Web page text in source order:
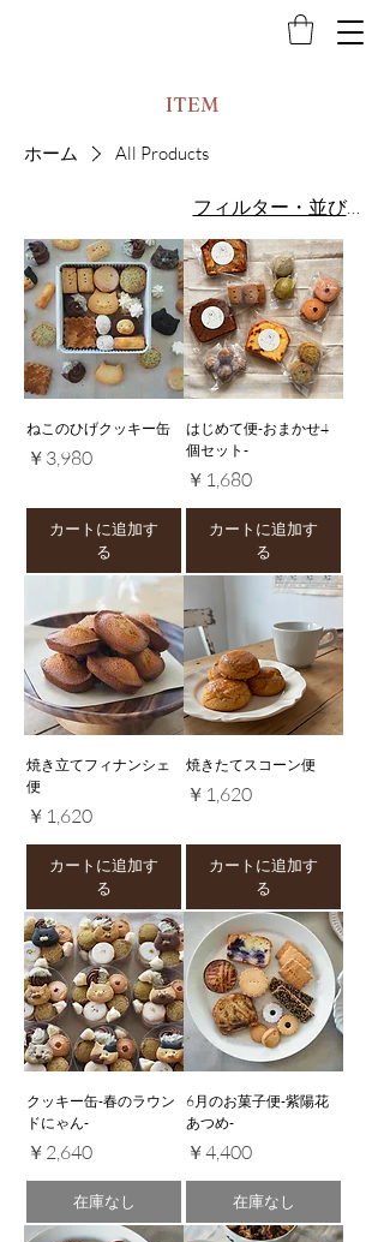
ITEM
ホーム All Products
フィルター・並び替え
ねこのひげクッキー缶
価格
￥3,980
カートに追加す
る
はじめて便-おまかせ4
個セット-
価格
￥1,680
カートに追加す
る
焼き立てフィナンシェ
便
価格
￥1,620
カートに追加す
る
焼きたてスコーン便
価格
￥1,620
カートに追加す
る
クッキー缶-春のラウン
ドにゃん-
価格
￥2,640
在庫なし
6月のお菓子便-紫陽花
あつめ-
価格
￥4,400
在庫なし